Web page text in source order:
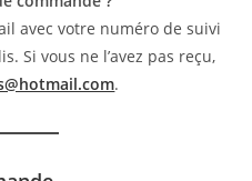
avec votre numéro de suivi
Si vous ne l’avez pas reçu,
.